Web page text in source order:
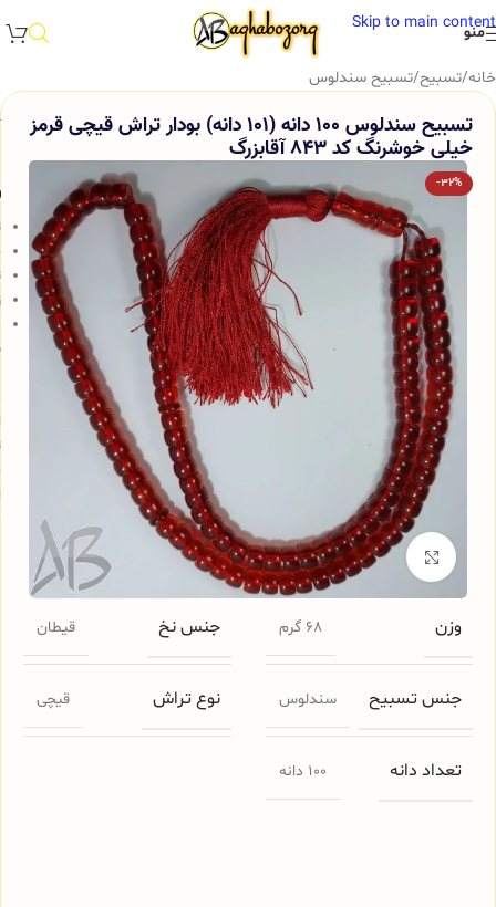
Skip to main content
منو
خانه/تسبیح/تسبیح سندلوس
تسبیح سندلوس 100 دانه (101 دانه) بودار تراش قیچی قرمز
خیلی خوشرنگ کد 843 آقابزرگ
-32%
برای بزرگنمایی کلیک کنید
وزن 68 گرم جنس نخ قیطان
جنس تسبیح سندلوس نوع تراش قیچی
تعداد دانه 100 دانه